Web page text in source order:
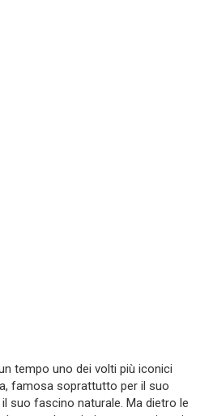
tempo uno dei volti più iconici
famosa soprattutto per il suo
il suo fascino naturale. Ma dietro le